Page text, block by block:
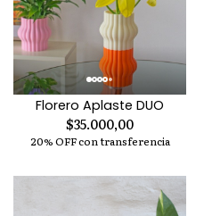
Florero Aplaste DUO
$35.000,00
20% OFF con transferencia